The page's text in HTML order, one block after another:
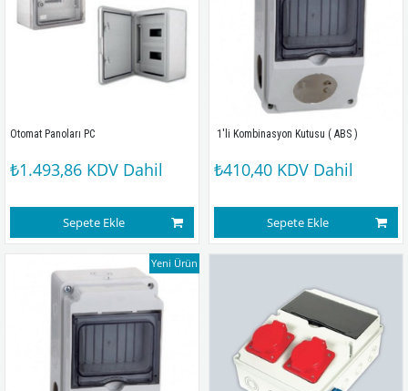
Otomat Panoları PC
₺1.493,86 KDV Dahil
Sepete Ekle
1'li Kombinasyon Kutusu ( ABS )
₺410,40 KDV Dahil
Sepete Ekle
Yeni Ürün